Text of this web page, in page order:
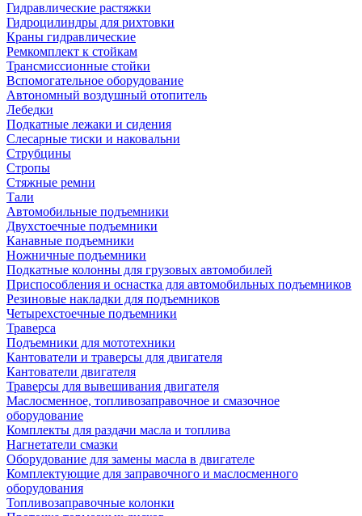
Гидравлические растяжки
Гидроцилиндры для рихтовки
Краны гидравлические
Ремкомплект к стойкам
Трансмиссионные стойки
Вспомогательное оборудование
Автономный воздушный отопитель
Лебедки
Подкатные лежаки и сидения
Слесарные тиски и наковальни
Струбцины
Стропы
Стяжные ремни
Тали
Автомобильные подъемники
Двухстоечные подъемники
Канавные подъемники
Ножничные подъемники
Подкатные колонны для грузовых автомобилей
Приспособления и оснастка для автомобильных подъемников
Резиновые накладки для подъемников
Четырехстоечные подъемники
Траверса
Подъемники для мототехники
Кантователи и траверсы для двигателя
Кантователи двигателя
Траверсы для вывешивания двигателя
Маслосменное, топливозаправочное и смазочное
оборудование
Комплекты для раздачи масла и топлива
Нагнетатели смазки
Оборудование для замены масла в двигателе
Комплектующие для заправочного и маслосменного
оборудования
Топливозаправочные колонки